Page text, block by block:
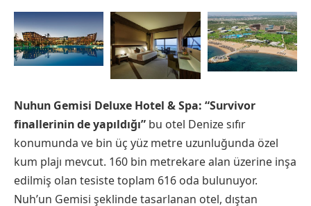
Nuhun Gemisi Deluxe Hotel & Spa: “Survivor
finallerinin de yapıldığı” bu otel Denize sıfır
konumunda ve bin üç yüz metre uzunluğunda özel
kum plajı mevcut. 160 bin metrekare alan üzerine inşa
edilmiş olan tesiste toplam 616 oda bulunuyor.
Nuh’un Gemisi şeklinde tasarlanan otel, dıştan